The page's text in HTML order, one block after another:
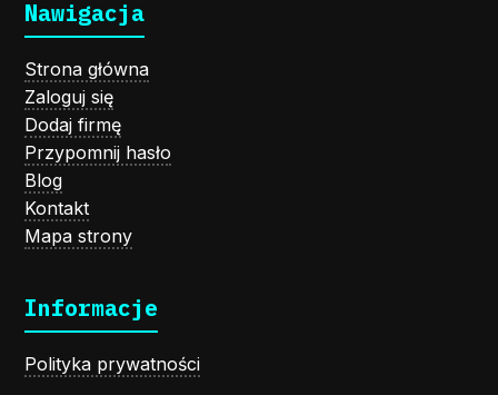
Nawigacja
Strona główna
Zaloguj się
Dodaj firmę
Przypomnij hasło
Blog
Kontakt
Mapa strony
Informacje
Polityka prywatności